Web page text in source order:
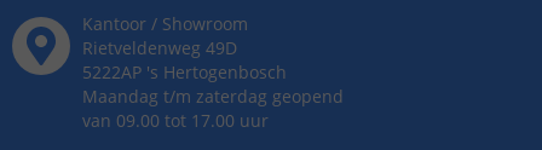
Kantoor / Showroom
Rietveldenweg 49D
5222AP 's Hertogenbosch
Maandag t/m zaterdag geopend
van 09.00 tot 17.00 uur